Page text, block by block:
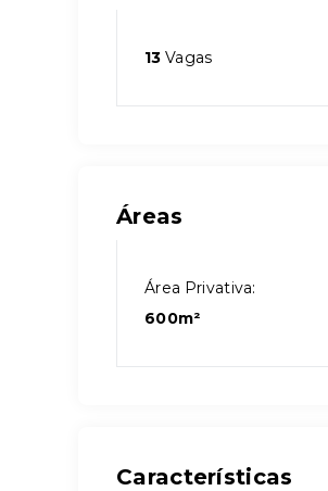
13 Vagas
Áreas
Área Privativa:
600m²
Características